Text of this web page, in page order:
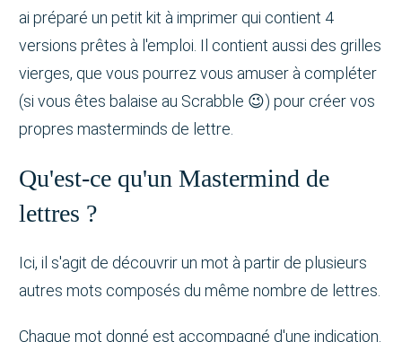
ai préparé un petit kit à imprimer qui contient 4
versions prêtes à l'emploi. Il contient aussi des grilles
vierges, que vous pourrez vous amuser à compléter
(si vous êtes balaise au Scrabble 😉) pour créer vos
propres masterminds de lettre.
Qu'est-ce qu'un Mastermind de
lettres ?
Ici, il s'agit de découvrir un mot à partir de plusieurs
autres mots composés du même nombre de lettres.
Chaque mot donné est accompagné d'une indication.